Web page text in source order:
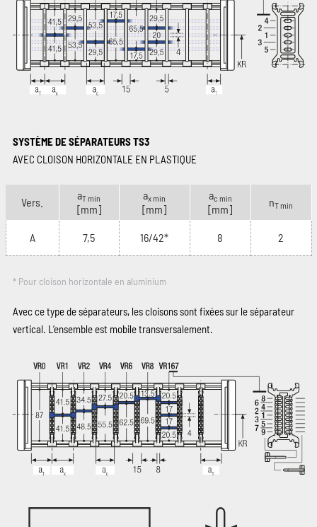
SYSTÈME DE SÉPARATEURS TS3
AVEC CLOISON HORIZONTALE EN PLASTIQUE
Vers.
aT min
[mm]
ax min
[mm]
ac min
[mm]
nT min
A 7,5 16/42* 8 2
* Pour cloison horizontale en aluminium
Avec ce type de séparateurs, les cloisons sont fixées sur le séparateur
vertical. L’ensemble est mobile transversalement.